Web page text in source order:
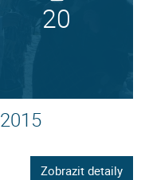
20
Zobrazit detaily